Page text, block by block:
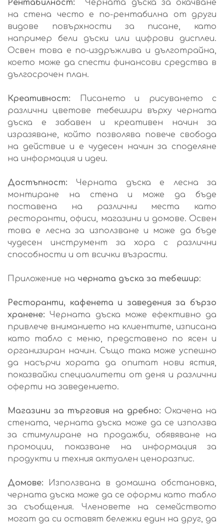
Рентабилност:
Черната дъска за окачване
на стена често е по-рентабилна от други
видове повърхности за писане, като
например бели дъски или цифрови дисплеи.
Освен това е по-издръжлива и дълготрайна,
което може да спести финансови средства в
дългосрочен план.
Креативност:
Писането и рисуването с
различни цветове тебешири върху черната
дъска е забавен и креативен начин за
изразяване, който позволява повече свобода
на действие и е чудесен начин за споделяне
на информация и идеи.
Достъпност: Черната дъска е лесна за
монтиране на стена и може да бъде
поставена на различни места като
ресторанти, офиси, магазини и домове. Освен
това е лесна за използване и може да бъде
чудесен инструмент за хора с различни
способности и от всички възрасти.
Приложение на черната дъска за тебешир:
Ресторанти, кафенета и заведения за бързо
хранене: Черната дъска може ефективно да
привлече вниманието на клиентите, изписана
като табло с меню, представено по ясен и
организиран начин. Също така може успешно
да насърчи хората да опитат нови ястия,
показвайки специалитети от деня и различни
оферти на заведението.
Магазини за търговия на дребно: Окачена на
стената, черната дъска може да се използва
за стимулиране на продажби, обявяване на
промоции, показване на информация за
продукти и техния актуален ценоразпис.
Домове: Използвана в домашна обстановка,
черната дъска може да се оформи като табло
за съобщения. Членовете на семейството
могат да си оставят бележки един на друг, да